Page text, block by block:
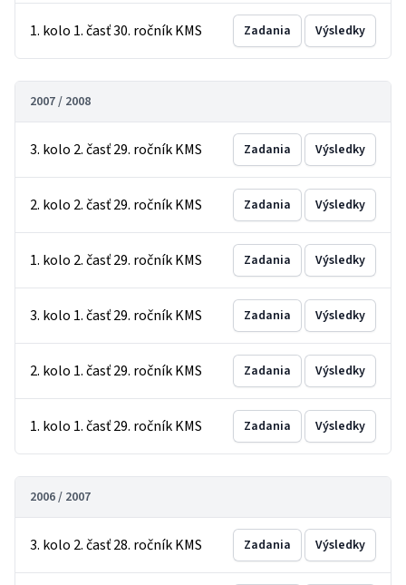
1. kolo 1. časť 30. ročník KMS Zadania Výsledky
2007 / 2008
3. kolo 2. časť 29. ročník KMS Zadania Výsledky
2. kolo 2. časť 29. ročník KMS Zadania Výsledky
1. kolo 2. časť 29. ročník KMS Zadania Výsledky
3. kolo 1. časť 29. ročník KMS Zadania Výsledky
2. kolo 1. časť 29. ročník KMS Zadania Výsledky
1. kolo 1. časť 29. ročník KMS Zadania Výsledky
2006 / 2007
3. kolo 2. časť 28. ročník KMS Zadania Výsledky